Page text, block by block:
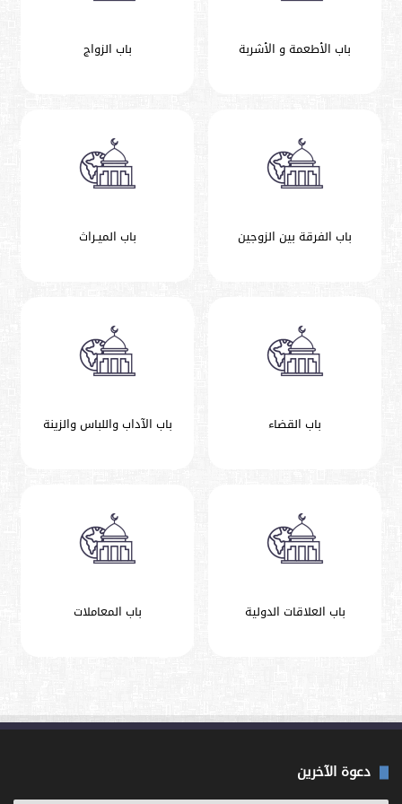
باب الأطعمة و الأشربة باب الزواج
باب الفرقة بين الزوجين باب الميـراث
باب القضاء باب الآداب واللباس والزينة
باب العلاقات الدولية باب المعاملات
دعوة الآخرين